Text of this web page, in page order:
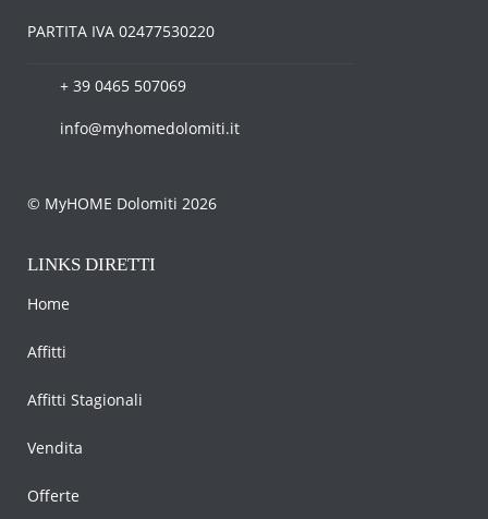
PARTITA IVA 02477530220
+ 39 0465 507069
info@myhomedolomiti.it
© MyHOME Dolomiti 2026
LINKS DIRETTI
Home
Affitti
Affitti Stagionali
Vendita
Offerte